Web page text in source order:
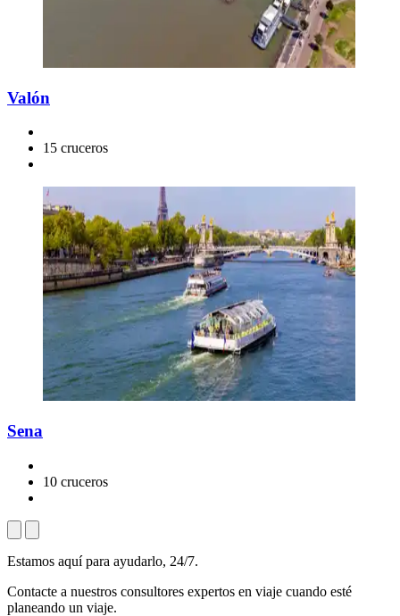
Valón
15 cruceros
Sena
10 cruceros
Estamos aquí para ayudarlo, 24/7.
Contacte a nuestros consultores expertos en viaje cuando esté
planeando un viaje.